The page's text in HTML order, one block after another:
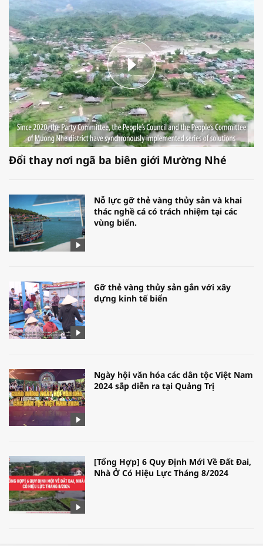
Đổi thay nơi ngã ba biên giới Mường Nhé
Nỗ lực gỡ thẻ vàng thủy sản và khai
thác nghề cá có trách nhiệm tại các
vùng biển.
Gỡ thẻ vàng thủy sản gắn với xây
dựng kinh tế biển
Ngày hội văn hóa các dân tộc Việt Nam
2024 sắp diễn ra tại Quảng Trị
[Tổng Hợp] 6 Quy Định Mới Về Đất Đai,
Nhà Ở Có Hiệu Lực Tháng 8/2024